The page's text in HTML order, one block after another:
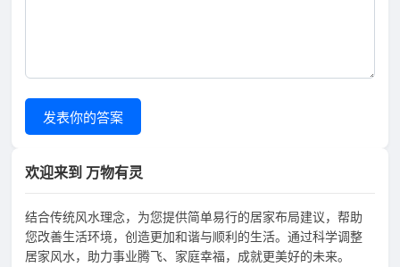
发表你的答案
欢迎来到 万物有灵
结合传统风水理念，为您提供简单易行的居家布局建议，帮助
您改善生活环境，创造更加和谐与顺利的生活。通过科学调整
居家风水，助力事业腾飞、家庭幸福，成就更美好的未来。